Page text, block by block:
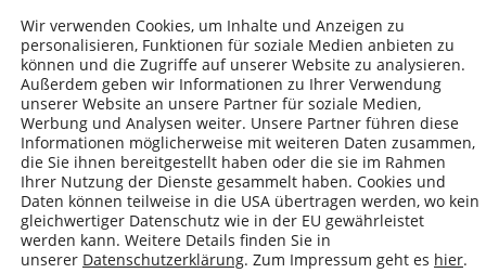
MENÜ
Wir verwenden Cookies, um Inhalte und Anzeigen zu
personalisieren, Funktionen für soziale Medien anbieten zu
können und die Zugriffe auf unserer Website zu analysieren.
Außerdem geben wir Informationen zu Ihrer Verwendung
unserer Website an unsere Partner für soziale Medien,
Werbung und Analysen weiter. Unsere Partner führen diese
Informationen möglicherweise mit weiteren Daten zusammen,
die Sie ihnen bereitgestellt haben oder die sie im Rahmen
Ihrer Nutzung der Dienste gesammelt haben. Cookies und
Daten können teilweise in die USA übertragen werden, wo kein
gleichwertiger Datenschutz wie in der EU gewährleistet
werden kann. Weitere Details finden Sie in
unserer Datenschutzerklärung. Zum Impressum geht es hier.